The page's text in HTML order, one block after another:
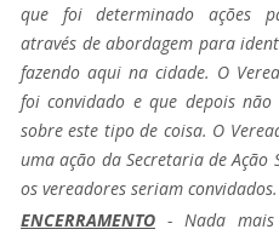
que foi determinado ações
através de abordagem para
fazendo aqui na cidade. O
foi convidado e que depois
sobre este tipo de coisa. O
uma ação da Secretaria de
os vereadores seriam convidados.
ENCERRAMENTO - Nada